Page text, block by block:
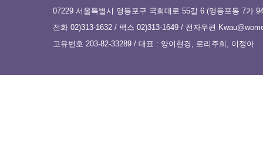
07229 서울특별시 영등포구 국회대로 55길 6 (영등포동 7가
전화 02)313-1632 / 팩스 02)313-1649 / 전자우편
고유번호 203-82-33289 / 대표 : 양이현경, 로리주희, 이정아